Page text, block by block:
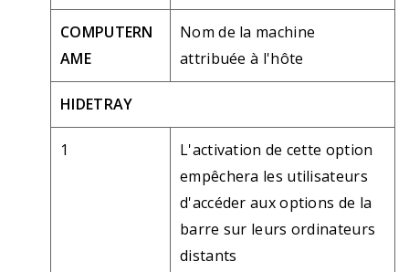
COMPUTERN
AME
Nom de la machine
attribuée à l'hôte
HIDETRAY
1
L'activation de cette option
empêchera les utilisateurs
d'accéder aux options de la
barre sur leurs ordinateurs
distants